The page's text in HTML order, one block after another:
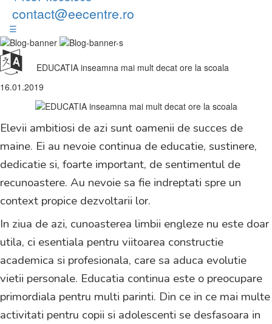
contact@eecentre.ro
☰
EDUCATIA inseamna mai mult decat ore la scoala
16.01.2019
Elevii ambitiosi de azi sunt oamenii de succes de
maine. Ei au nevoie continua de educatie, sustinere,
dedicatie si, foarte important, de sentimentul de
recunoastere. Au nevoie sa fie indreptati spre un
context propice dezvoltarii lor.
In ziua de azi, cunoasterea limbii engleze nu este doar
utila, ci esentiala pentru viitoarea constructie
academica si profesionala, care sa aduca evolutie
vietii personale. Educatia continua este o preocupare
primordiala pentru multi parinti. Din ce in ce mai multe
activitati pentru copii si adolescenti se desfasoara in